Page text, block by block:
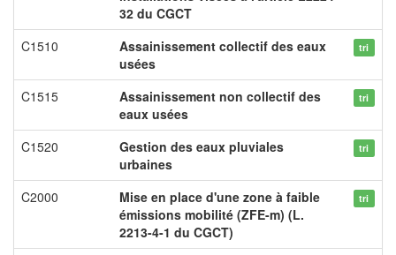
32 du CGCT
C1510
Assainissement collectif des eaux
usées
tri
C1515
Assainissement non collectif des
eaux usées
tri
C1520
Gestion des eaux pluviales
urbaines
tri
C2000
Mise en place d'une zone à faible
émissions mobilité (ZFE-m) (L.
2213-4-1 du CGCT)
tri